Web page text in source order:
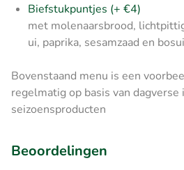
Biefstukpuntjes (+ €4)
met molenaarsbrood,
ui, paprika, sesamzaad en bosui
Bovenstaand menu is een
regelmatig op basis van
seizoensproducten
Beoordelingen